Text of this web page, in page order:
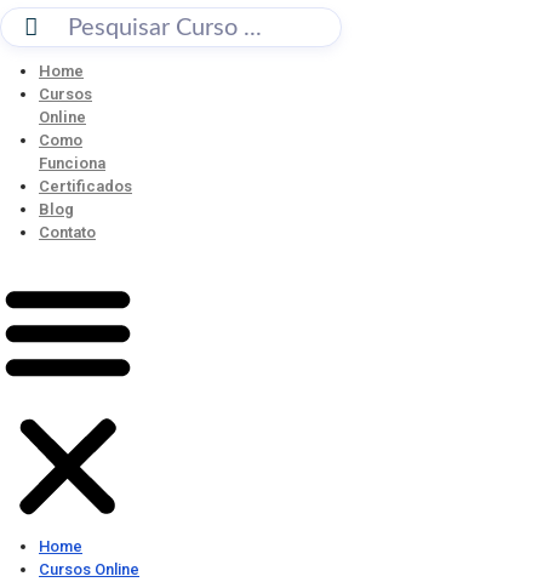
Home
Cursos
Online
Como
Funciona
Certificados
Blog
Contato
Home
Cursos Online